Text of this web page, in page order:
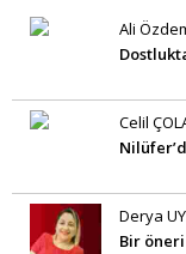
Ali
Celil
Derya
Bir öneri